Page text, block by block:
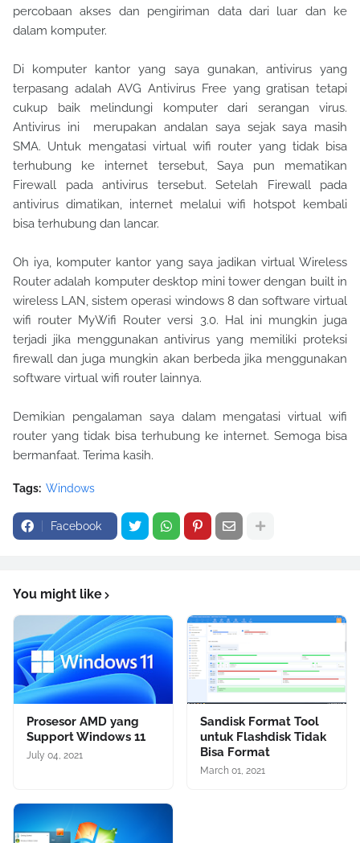
percobaan akses dan pengiriman data dari luar dan ke
dalam komputer.
Di komputer kantor yang saya gunakan, antivirus yang
terpasang adalah AVG Antivirus Free yang gratisan tetapi
cukup baik melindungi komputer dari serangan virus.
Antivirus ini merupakan andalan saya sejak saya masih
SMA. Untuk mengatasi virtual wifi router yang tidak bisa
terhubung ke internet tersebut, Saya pun mematikan
Firewall pada antivirus tersebut. Setelah Firewall pada
antivirus dimatikan, internet melalui wifi hotspot kembali
bisa terhubung dan lancar.
Oh iya, komputer kantor yang saya jadikan virtual Wireless
Router adalah komputer desktop mini tower dengan built in
wireless LAN, sistem operasi windows 8 dan software virtual
wifi router MyWifi Router versi 3.0. Hal ini mungkin juga
terjadi jika menggunakan antivirus yang memiliki proteksi
firewall dan juga mungkin akan berbeda jika menggunakan
software virtual wifi router lainnya.
Demikian pengalaman saya dalam mengatasi virtual wifi
router yang tidak bisa terhubung ke internet. Semoga bisa
bermanfaat. Terima kasih.
Tags: Windows
Facebook
You might like
Prosesor AMD yang
Support Windows 11
July 04, 2021
Sandisk Format Tool
untuk Flashdisk Tidak
Bisa Format
March 01, 2021